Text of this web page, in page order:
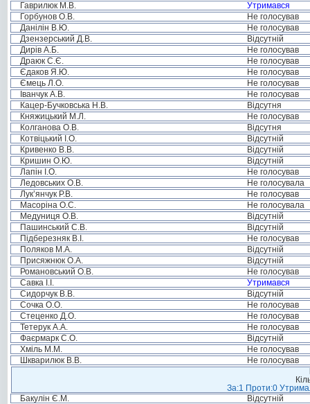
Гаврилюк М.В.
Утримався
Горбунов О.В.
Не голосував
Данілін В.Ю.
Не голосував
Дзензерський Д.В.
Відсутній
Дирів А.Б.
Не голосував
Драюк С.Є.
Не голосував
Єдаков Я.Ю.
Не голосував
Ємець Л.О.
Не голосував
Іванчук А.В.
Не голосував
Кацер-Бучковська Н.В.
Відсутня
Княжицький М.Л.
Не голосував
Колганова О.В.
Відсутня
Котвіцький І.О.
Відсутній
Кривенко В.В.
Відсутній
Кришин О.Ю.
Відсутній
Лапін І.О.
Не голосував
Ледовських О.В.
Не голосувала
Лук’янчук Р.В.
Не голосував
Масоріна О.С.
Не голосувала
Медуниця О.В.
Відсутній
Пашинський С.В.
Відсутній
Підберезняк В.І.
Не голосував
Поляков М.А.
Відсутній
Присяжнюк О.А.
Відсутній
Романовський О.В.
Не голосував
Савка І.І.
Утримався
Сидорчук В.В.
Відсутній
Сочка О.О.
Не голосував
Стеценко Д.О.
Не голосував
Тетерук А.А.
Не голосував
Фаєрмарк С.О.
Відсутній
Хміль М.М.
Не голосував
Шкварилюк В.В.
Не голосував
За:1 Проти:0
Бакулін Є.М.
Відсутній